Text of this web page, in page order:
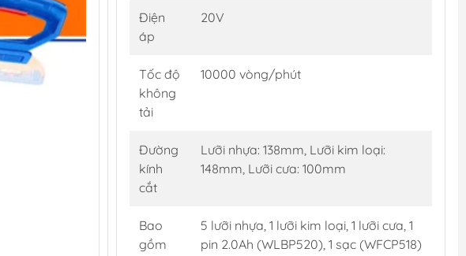
Điện
áp
20V
Tốc độ
không
tải
10000 vòng/phút
Đường
kính
cắt
Lưỡi nhựa: 138mm, Lưỡi kim loại:
148mm, Lưỡi cưa: 100mm
Bao
gồm
5 lưỡi nhựa, 1 lưỡi kim loại, 1 lưỡi cưa, 1
pin 2.0Ah (WLBP520), 1 sạc (WFCP518)